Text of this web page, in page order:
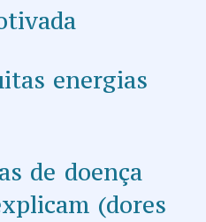
energias
de doença
(dores